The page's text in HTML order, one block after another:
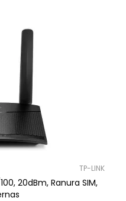
TP-LINK
20dBm, Ranura SIM,